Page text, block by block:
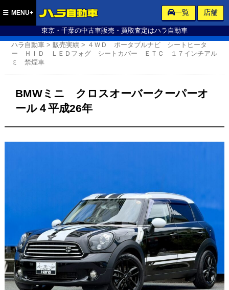
東京・千葉の中古車販売・買取査定はハラ自動車
MENU+ 一覧 店舗
ハラ自動車 >販売実績 > ４ＷＤ ポータブルナビ シートヒータ
ー ＨＩＤ ＬＥＤフォグ シートカバー ＥＴＣ １７インチアル
ミ 禁煙車
BMWミニ クロスオーバークーパーオ
ール４平成26年